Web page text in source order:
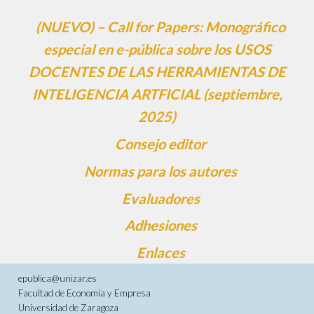
(NUEVO) – Call for Papers: Monográfico
especial en e-pública sobre los USOS
DOCENTES DE LAS HERRAMIENTAS DE
INTELIGENCIA ARTFICIAL (septiembre,
2025)
Consejo editor
Normas para los autores
Evaluadores
Adhesiones
Enlaces
epublica@unizar.es
Facultad de Economía y Empresa
Universidad de Zaragoza